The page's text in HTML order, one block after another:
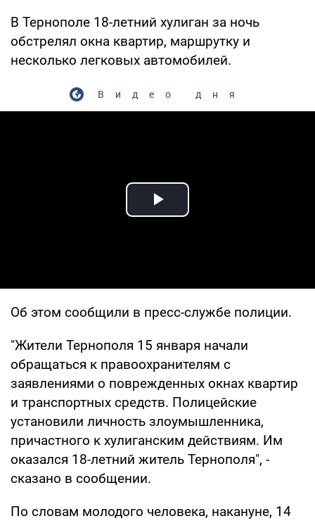
В Тернополе 18-летний хулиган за ночь
обстрелял окна квартир, маршрутку и
несколько легковых автомобилей.
Видео дня
Play Video
Об этом сообщили в пресс-службе полиции.
"Жители Тернополя 15 января начали
обращаться к правоохранителям с
заявлениями о поврежденных окнах квартир
и транспортных средств. Полицейские
установили личность злоумышленника,
причастного к хулиганским действиям. Им
оказался 18-летний житель Тернополя", -
сказано в сообщении.
По словам молодого человека, накануне, 14